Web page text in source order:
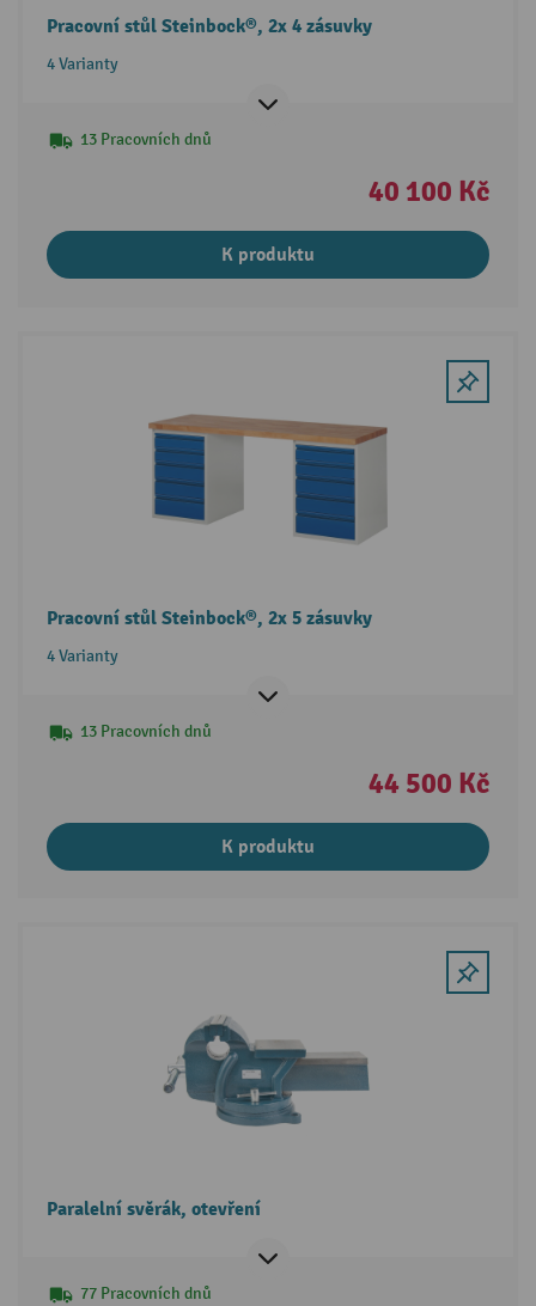
Pracovní stůl Steinbock®, 2x 4 zásuvky
4 Varianty
13 Pracovních dnů
40 100 Kč
K produktu
Pracovní stůl Steinbock®, 2x 5 zásuvky
4 Varianty
13 Pracovních dnů
44 500 Kč
K produktu
Paralelní svěrák, otevření
77 Pracovních dnů